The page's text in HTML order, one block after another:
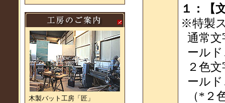
木製バット工房「匠」
１：【
※特製
通常
ール
２色
ール
（*２